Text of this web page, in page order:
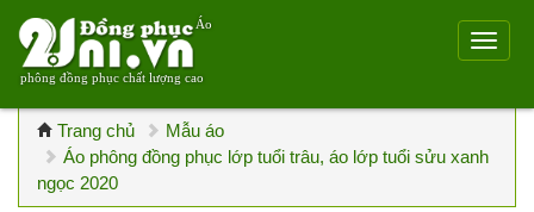
Áo
phông đồng phục chất lượng cao
Trang chủ
Mẫu áo
Áo phông đồng phục lớp tuổi trâu, áo lớp tuổi sửu xanh
ngọc 2020